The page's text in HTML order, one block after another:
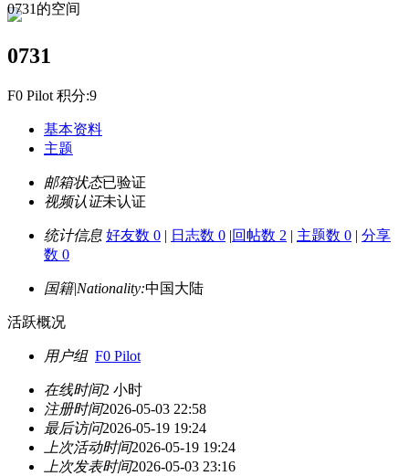
0731的空间
0731
F0 Pilot 积分:9
基本资料
主题
邮箱状态已验证
视频认证未认证
统计信息 好友数 0 | 日志数 0 |回帖数 2 | 主题数 0 | 分享
数 0
国籍|Nationality:中国大陆
活跃概况
用户组 F0 Pilot
在线时间2 小时
注册时间2026-05-03 22:58
最后访问2026-05-19 19:24
上次活动时间2026-05-19 19:24
上次发表时间2026-05-03 23:16